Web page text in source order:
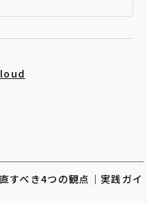
すべき4つの観点｜実践ガイ